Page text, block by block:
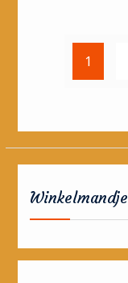
1
Winkelmandje